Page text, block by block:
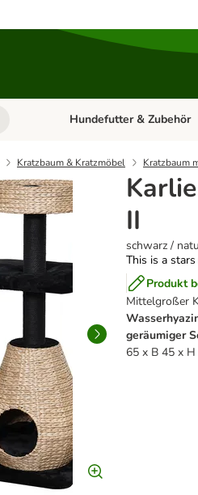
Kategorie-Menü öffnen:
Hundefutter & Zubehör
Kratzbaum & Kratzmöbel Kratzbaum
II
schwarz /
This is a
Produkt
Mittelgroßer
geräumiger
65 x B 45 x